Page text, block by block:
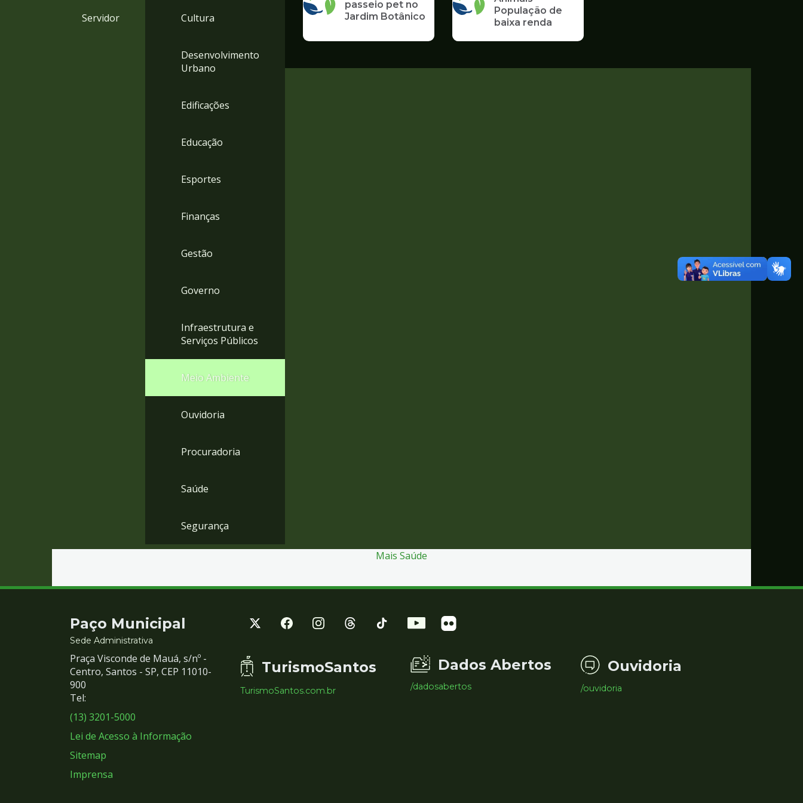
Servidor Cultura
Desenvolvimento
Urbano
Edificações
Educação
Esportes
Finanças
Gestão
Governo
Infraestrutura e
Serviços Públicos
Meio Ambiente
Ouvidoria
Procuradoria
Saúde
Segurança
passeio pet no
Jardim Botânico
População de
baixa renda
Mais Saúde
Contato
e
Redes
Sociais
Paço Municipal
Sede Administrativa
Praça Visconde de Mauá, s/nº -
Centro, Santos - SP, CEP 11010-
900
Tel:
(13) 3201-5000
Lei de Acesso à Informação
Sitemap
Imprensa
TurismoSantos
TurismoSantos.com.br
Dados Abertos
/dadosabertos
Ouvidoria
/ouvidoria